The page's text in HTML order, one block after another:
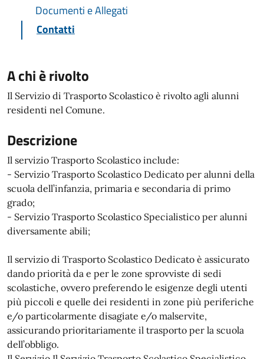
Documenti e Allegati
Contatti
A chi è rivolto
Il Servizio di Trasporto Scolastico è rivolto agli alunni
residenti nel Comune.
Descrizione
Il servizio Trasporto Scolastico include:
- Servizio Trasporto Scolastico Dedicato per alunni della
scuola dell’infanzia, primaria e secondaria di primo
grado;
- Servizio Trasporto Scolastico Specialistico per alunni
diversamente abili;
Il servizio di Trasporto Scolastico Dedicato è assicurato
dando priorità da e per le zone sprovviste di sedi
scolastiche, ovvero preferendo le esigenze degli utenti
più piccoli e quelle dei residenti in zone più periferiche
e/o particolarmente disagiate e/o malservite,
assicurando prioritariamente il trasporto per la scuola
dell’obbligo.